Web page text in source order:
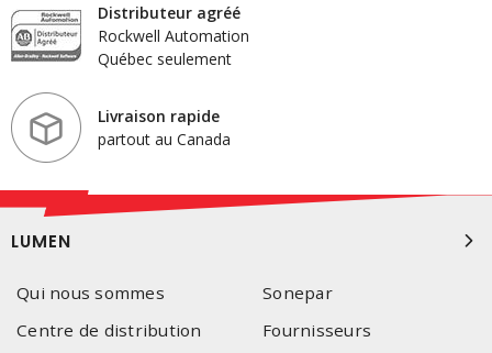
Distributeur agréé
Rockwell Automation
Québec seulement
Livraison rapide
partout au Canada
LUMEN
Qui nous sommes
Sonepar
Centre de distribution
Fournisseurs